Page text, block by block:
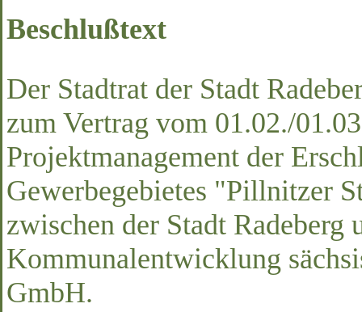
Beschlußtext
Der Stadtrat der Stadt
zum Vertrag vom 01.02./
Projektmanagement der
Gewerbegebietes "Pillnitzer
zwischen der Stadt Radeberg
Kommunalentwicklung
GmbH.